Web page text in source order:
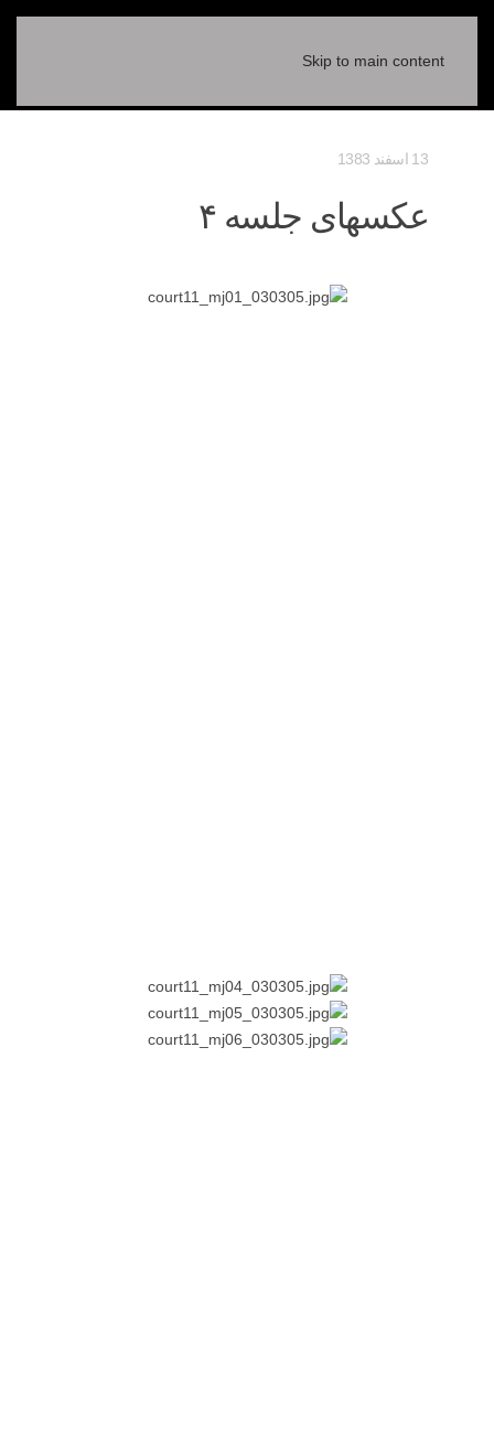
Skip to main content
13 اسفند 1383
عکسهای جلسه ۴